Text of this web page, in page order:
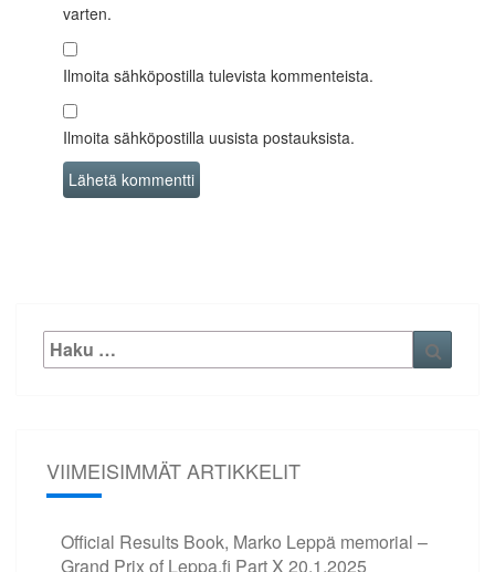
varten.
Ilmoita sähköpostilla tulevista kommenteista.
Ilmoita sähköpostilla uusista postauksista.
Etsi:
VIIMEISIMMÄT ARTIKKELIT
Official Results Book, Marko Leppä memorial –
Grand Prix of Leppa.fi Part X 20.1.2025